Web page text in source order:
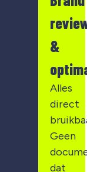
&
Alles
direct
Geen
dat